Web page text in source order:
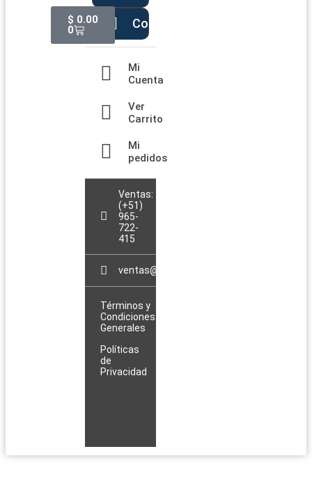
$ 0.00
0
Contáctanos
Mi
Cuenta
Ver
Carrito
Mi
pedidos
Ventas:
(+51)
965-
722-
415
ventas@sopladorblowerperu.com
Términos y
Condiciones
Generales
Políticas
de
Privacidad